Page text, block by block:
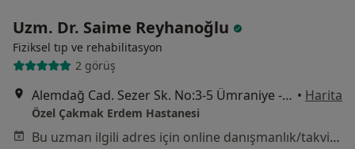
Uzm. Dr. Saime Reyhanoğlu
Fiziksel tıp ve rehabilitasyon
2 görüş
Alemdağ Cad. Sezer Sk. No:3-5 Ümraniye - İstanbul, Ümraniye • Harita
Özel Çakmak Erdem Hastanesi
Bu uzman ilgili adres için online danışmanlık/takvim sunmuyor.